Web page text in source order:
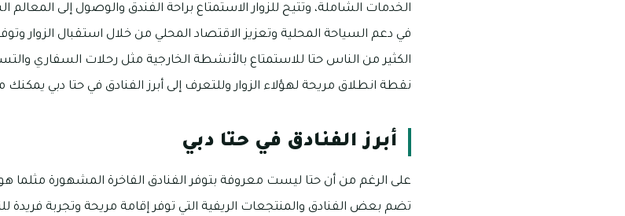
الخدمات الشاملة، وتتيح للزوار الاستمتاع براحة الفندق والوصول إلى
في دعم السياحة المحلية وتعزيز الاقتصاد المحلي من خلال استقبال الزوار
الكثير من الناس حتا للاستمتاع بالأنشطة الخارجية مثل رحلات السفاري
نقطة انطلاق مريحة لهؤلاء الزوار وللتعرف إلى أبرز الفنادق في حتا دبي يمكنك
أبرز الفنادق في حتا دبي
على الرغم من أن حتا ليست معروفة بتوفر الفنادق الفاخرة المشهورة مثلما
تضم بعض الفنادق والمنتجعات الريفية التي توفر إقامة مريحة وتجربة فريدة